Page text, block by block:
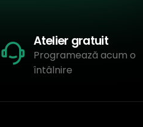
Atelier gratuit
Programează acum o
întâlnire